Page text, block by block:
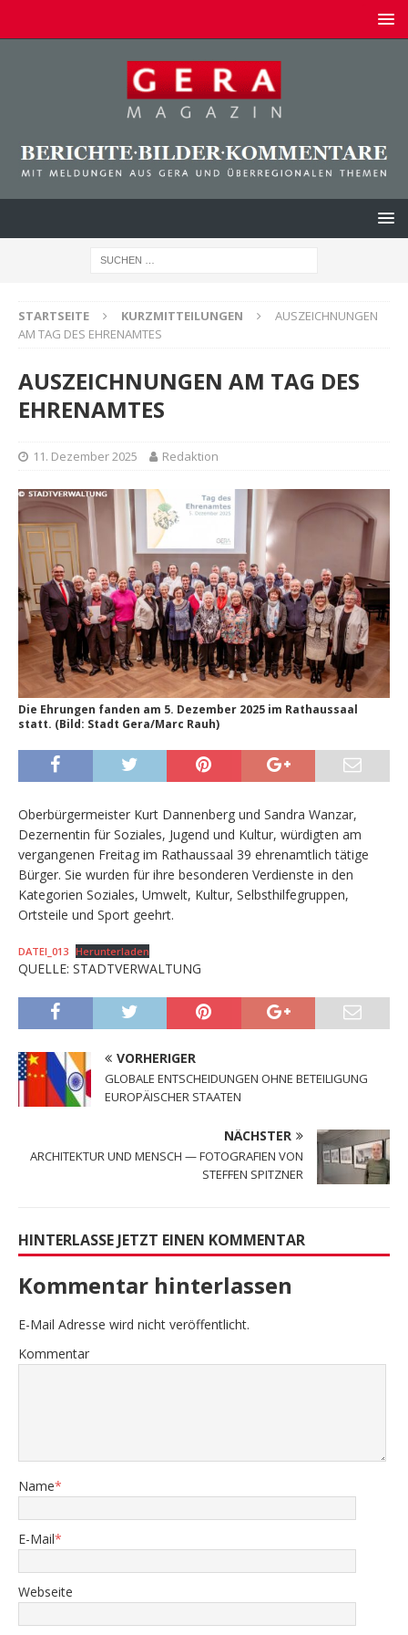
STARTSEITE KURZMITTEILUNGEN
AUSZEICHNUNGEN
AM TAG DES EHRENAMTES
AUSZEICHNUNGEN AM TAG DES
EHRENAMTES
11. Dezember 2025 Redaktion
Die Ehrungen fanden am 5. Dezember 2025 im Rathaussaal
statt. (Bild: Stadt Gera/Marc Rauh)
Oberbürgermeister Kurt Dannenberg und Sandra Wanzar,
Dezernentin für Soziales, Jugend und Kultur, würdigten am
vergangenen Freitag im Rathaussaal 39 ehrenamtlich tätige
Bürger. Sie wurden für ihre besonderen Verdienste in den
Kategorien Soziales, Umwelt, Kultur, Selbsthilfegruppen,
Ortsteile und Sport geehrt.
DATEI_013 Herunterladen
QUELLE: STADTVERWALTUNG
VORHERIGER
GLOBALE ENTSCHEIDUNGEN OHNE BETEILIGUNG
EUROPÄISCHER STAATEN
NÄCHSTER
ARCHITEKTUR UND MENSCH — FOTOGRAFIEN VON
STEFFEN SPITZNER
HINTERLASSE JETZT EINEN KOMMENTAR
Kommentar hinterlassen
E-Mail Adresse wird nicht veröffentlicht.
Kommentar
Name*
E-Mail*
Webseite